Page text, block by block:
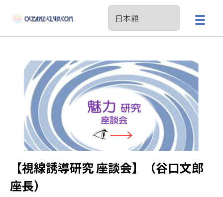
【視線誘導研究 座談会】（谷口文郎
座長）